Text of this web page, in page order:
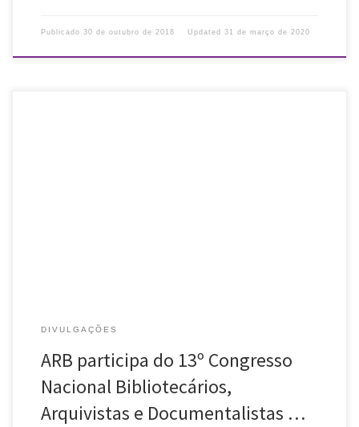
Publicado 30 de outubro de 2018 Updated 31 de março de 2020
DIVULGAÇÕES
ARB participa do 13º Congresso
Nacional Bibliotecários,
Arquivistas e Documentalistas …